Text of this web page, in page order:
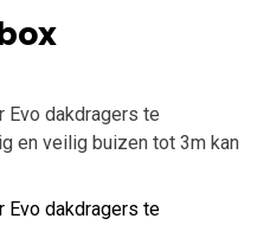
Evo dakdragers te
en veilig buizen tot 3m kan
Evo dakdragers te